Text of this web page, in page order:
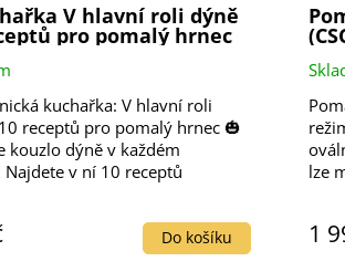
R
V hlavní roli dýně
pro pomalý hrnec
Do košíku
kuchařka: V hlavní roli
receptů pro pomalý hrnec 🎃
kouzlo dýně v každém
Najdete v ní 10 receptů
1
lze